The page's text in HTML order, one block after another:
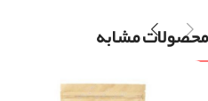
محصولات مشابه